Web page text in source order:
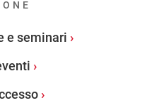
e seminari